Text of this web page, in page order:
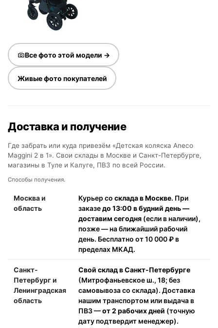
Все фото этой модели →
Живые фото покупателей
Доставка и получение
Где забрать или куда привезём «Детская коляска Aneco
Maggini 2 в 1». Свои склады в Москве и Санкт-Петербурге,
магазины в Туле и Калуге, ПВЗ по всей России.
Способы получения.
Москва и
область
Курьер со склада в Москве. При
заказедо 13:00 в будний день —
доставим сегодня (если в наличии),
позже — на ближайший рабочий
день. Бесплатно от 10 000 ₽ в
пределах МКАД.
Санкт-
Петербург и
Ленинградская
область
Свой склад в Санкт-Петербурге
(Митрофаньевское ш., 18; без
самовывоза со склада). Доставка
нашим транспортом или выдача в
ПВЗ —от 2 рабочих дней (точную
дату подтвердит менеджер).